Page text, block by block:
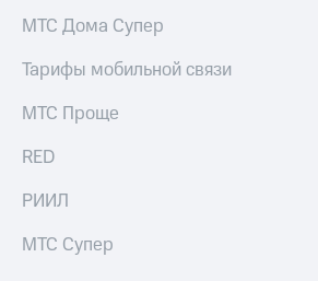
МТС Дома Супер
Тарифы мобильной связи
МТС Проще
RED
РИИЛ
МТС Супер